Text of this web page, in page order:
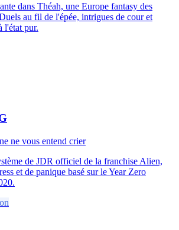
dans Théah, une Europe fantasy des
au fil de l'épée, intrigues de cour et
l'état pur.
ne vous entend crier
de JDR officiel de la franchise Alien,
et de panique basé sur le Year Zero